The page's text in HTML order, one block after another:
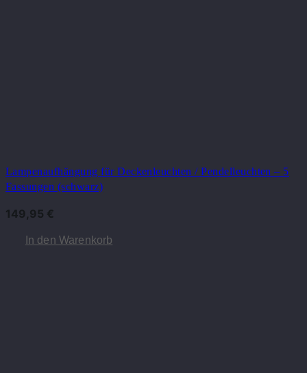
Lampenaufhängung für Deckenleuchten / Pendelleuchten – 5
Fassungen (schwarz)
149,95 €
In den Warenkorb